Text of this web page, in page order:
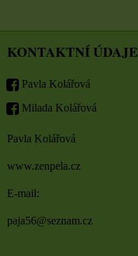
KONTAKTNÍ ÚDAJE
Pavla Kolářová
Milada Kolářová
Pavla Kolářová
www.zenpela.cz
E-mail:
paja56@seznam.cz